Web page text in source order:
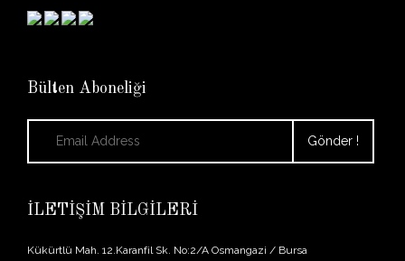
Bülten Aboneliği
İLETİŞİM BİLGİLERİ
Kükürtlü Mah. 12.Karanfil Sk. No:2/A Osmangazi / Bursa